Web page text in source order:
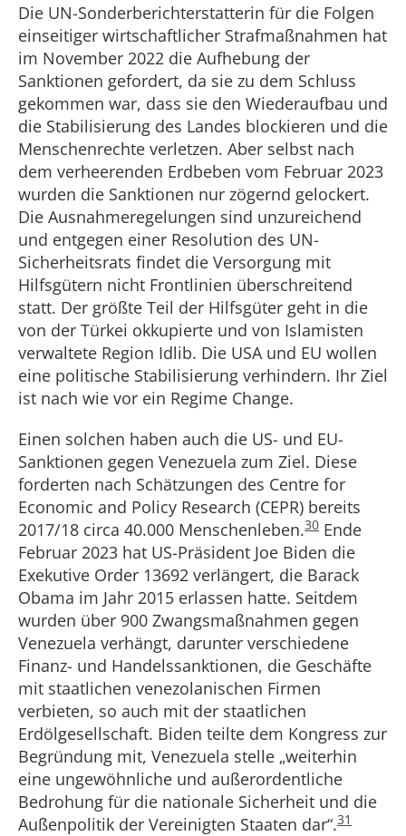
Die UN-Sonderberichterstatterin für die Folgen
einseitiger wirtschaftlicher Strafmaßnahmen hat
im November 2022 die Aufhebung der
Sanktionen gefordert, da sie zu dem Schluss
gekommen war, dass sie den Wiederaufbau und
die Stabilisierung des Landes blockieren und die
Menschenrechte verletzen. Aber selbst nach
dem verheerenden Erdbeben vom Februar 2023
wurden die Sanktionen nur zögernd gelockert.
Die Ausnahmeregelungen sind unzureichend
und entgegen einer Resolution des UN-
Sicherheitsrats findet die Versorgung mit
Hilfsgütern nicht Frontlinien überschreitend
statt. Der größte Teil der Hilfsgüter geht in die
von der Türkei okkupierte und von Islamisten
verwaltete Region Idlib. Die USA und EU wollen
eine politische Stabilisierung verhindern. Ihr Ziel
ist nach wie vor ein Regime Change.
Einen solchen haben auch die US- und EU-
Sanktionen gegen Venezuela zum Ziel. Diese
forderten nach Schätzungen des Centre for
Economic and Policy Research (CEPR) bereits
2017/18 circa 40.000 Menschenleben.30 Ende
Februar 2023 hat US-Präsident Joe Biden die
Exekutive Order 13692 verlängert, die Barack
Obama im Jahr 2015 erlassen hatte. Seitdem
wurden über 900 Zwangsmaßnahmen gegen
Venezuela verhängt, darunter verschiedene
Finanz- und Handelssanktionen, die Geschäfte
mit staatlichen venezolanischen Firmen
verbieten, so auch mit der staatlichen
Erdölgesellschaft. Biden teilte dem Kongress zur
Begründung mit, Venezuela stelle „weiterhin
eine ungewöhnliche und außerordentliche
Bedrohung für die nationale Sicherheit und die
Außenpolitik der Vereinigten Staaten dar“.31